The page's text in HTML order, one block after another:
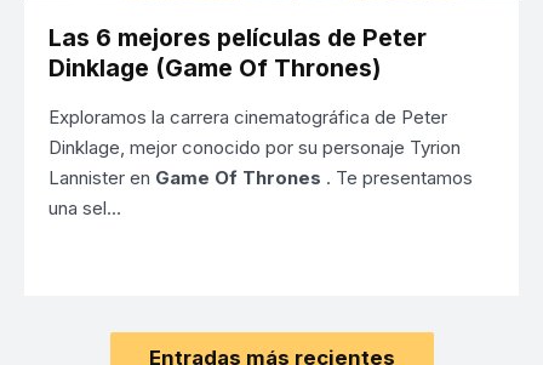
Las 6 mejores películas de Peter
Dinklage (Game Of Thrones)
Exploramos la carrera cinematográfica de Peter
Dinklage, mejor conocido por su personaje Tyrion
Lannister en Game Of Thrones . Te presentamos
una sel…
Entradas más recientes